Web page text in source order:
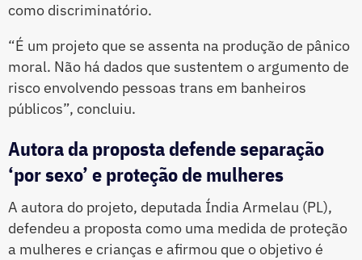
como discriminatório.
“É um projeto que se assenta na produção de pânico
moral. Não há dados que sustentem o argumento de
risco envolvendo pessoas trans em banheiros
públicos”, concluiu.
Autora da proposta defende separação
‘por sexo’ e proteção de mulheres
A autora do projeto, deputada Índia Armelau (PL),
defendeu a proposta como uma medida de proteção
a mulheres e crianças e afirmou que o objetivo é